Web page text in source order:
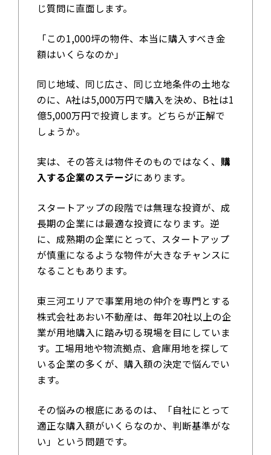
じ質問に直面します。
「この1,000坪の物件、本当に購入すべき金
額はいくらなのか」
同じ地域、同じ広さ、同じ立地条件の土地な
のに、A社は5,000万円で購入を決め、B社は1
億5,000万円で投資します。どちらが正解で
しょうか。
実は、その答えは物件そのものではなく、 購
入する企業のステージにあります。
スタートアップの段階では無理な投資が、成
長期の企業には最適な投資になります。逆
に、成熟期の企業にとって、スタートアップ
が慎重になるような物件が大きなチャンスに
なることもあります。
東三河エリアで事業用地の仲介を専門とする
株式会社あおい不動産は、毎年20社以上の企
業が用地購入に踏み切る現場を目にしていま
す。工場用地や物流拠点、倉庫用地を探して
いる企業の多くが、購入額の決定で悩んでい
ます。
その悩みの根底にあるのは、「自社にとって
適正な購入額がいくらなのか、判断基準がな
い」という問題です。